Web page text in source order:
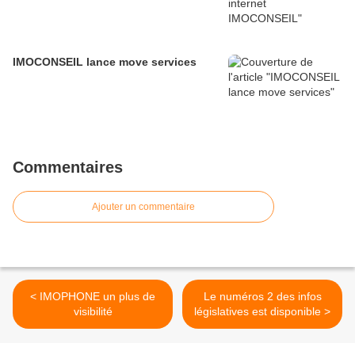
IMOCONSEIL lance move services
Commentaires
Ajouter un commentaire
< IMOPHONE un plus de
visibilité
Le numéros 2 des infos
législatives est disponible >